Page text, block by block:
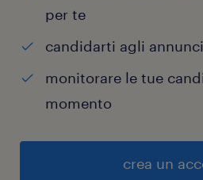
per te
candidarti agli
monitorare le tue
momento
crea un